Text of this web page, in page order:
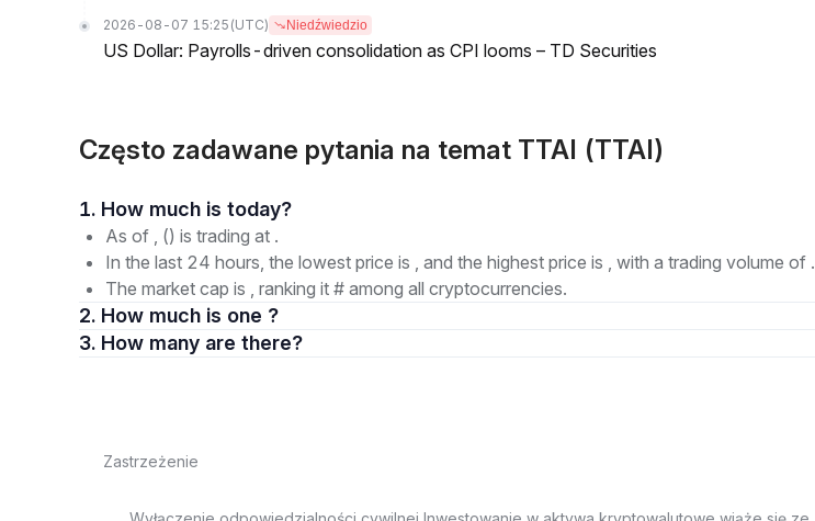
2026-08-07 15:25 (UTC) Niedźwiedzio
US Dollar: Payrolls-driven consolidation as CPI looms – TD Securities
Często zadawane pytania na temat TTAI (TTAI)
1. How much is today?
As of , () is trading at .
In the last 24 hours, the lowest price is , and the highest price is , with a trading volume of .
The market cap is , ranking it # among all cryptocurrencies.
2. How much is one ?
3. How many are there?
Zastrzeżenie